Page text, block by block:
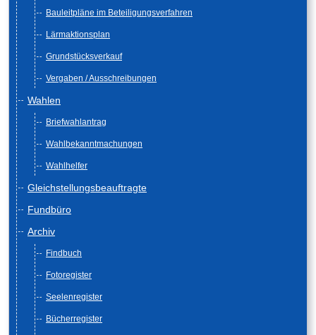
Bauleitpläne im Beteiligungsverfahren
Lärmaktionsplan
Grundstücksverkauf
Vergaben / Ausschreibungen
Wahlen
Briefwahlantrag
Wahlbekanntmachungen
Wahlhelfer
Gleichstellungsbeauftragte
Fundbüro
Archiv
Findbuch
Fotoregister
Seelenregister
Bücherregister